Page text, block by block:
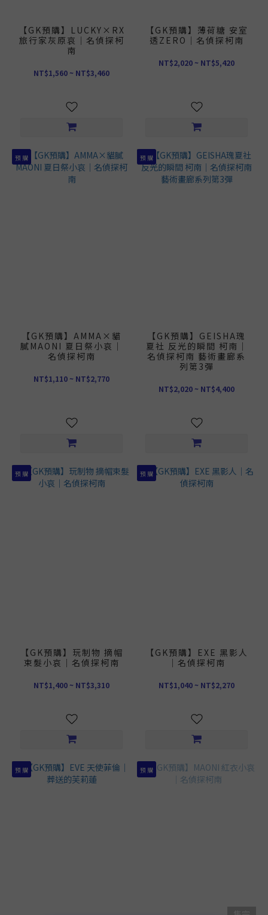
【GK預購】LUCKY×RX
旅行家灰原哀｜名偵探柯
南
NT$1,560 ~ NT$3,460
【GK預購】薄荷糖 安室
透ZERO｜名偵探柯南
NT$2,020 ~ NT$5,420
預 購
【GK預購】AMMA×貓
膩MAONI 夏日祭小哀｜
名偵探柯南
NT$1,110 ~ NT$2,770
預 購
【GK預購】GEISHA瑰
夏社 反光的瞬間 柯南｜
名偵探柯南 藝術畫廊系
列第3彈
NT$2,020 ~ NT$4,400
預 購
【GK預購】玩制物 摘帽
束髮小哀｜名偵探柯南
NT$1,400 ~ NT$3,310
預 購
【GK預購】EXE 黑影人
｜名偵探柯南
NT$1,040 ~ NT$2,270
預 購 預 購